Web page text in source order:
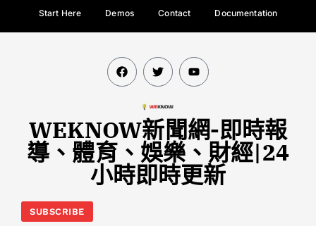
Start Here Demos Contact Documentation
WEKNOW新聞網-即時報
導、體育、娛樂、財經|24
小時即時更新
SUBSCRIBE